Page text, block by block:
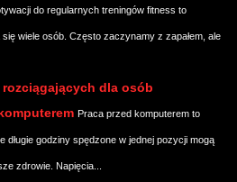
do regularnych treningów fitness to
wiele osób. Często zaczynamy z zapałem, ale
dla osób
Praca przed komputerem to
długie godziny spędzone w jednej pozycji mogą
zdrowie. Napięcia...